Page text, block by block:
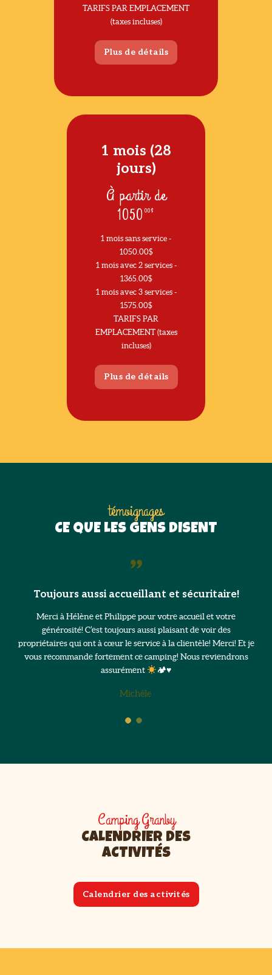
TARIFS PAR EMPLACEMENT
(taxes incluses)
Plus de détails
1 mois (28
jours)
À partir de
1050 00$
1 mois sans service -
1050.00$
1 mois avec 2 services -
1365.00$
1 mois avec 3 services -
1575.00$
TARIFS PAR
EMPLACEMENT (taxes
incluses)
Plus de détails
témoignages
CE QUE LES GENS DISENT
Toujours aussi accueillant et sécuritaire!
Merci à Hélène et Philippe pour votre accueil et votre
générosité! C’est toujours aussi plaisant de voir des
propriétaires qui ont à cœur le service à la clientèle! Merci! Et je
vous recommande fortement ce camping! Nous reviendrons
assurément
🏕♥️
Michèle
Camping Granby
CALENDRIER DES
ACTIVITÉS
Calendrier des activités